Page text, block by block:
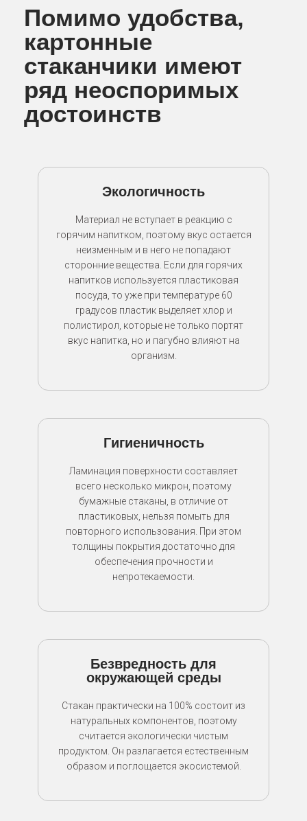
Помимо удобства,
картонные
стаканчики имеют
ряд неоспоримых
достоинств
Экологичность
Материал не вступает в реакцию с
горячим напитком, поэтому вкус остается
неизменным и в него не попадают
сторонние вещества. Если для горячих
напитков используется пластиковая
посуда, то уже при температуре 60
градусов пластик выделяет хлор и
полистирол, которые не только портят
вкус напитка, но и пагубно влияют на
организм.
Гигиеничность
Ламинация поверхности составляет
всего несколько микрон, поэтому
бумажные стаканы, в отличие от
пластиковых, нельзя помыть для
повторного использования. При этом
толщины покрытия достаточно для
обеспечения прочности и
непротекаемости.
Безвредность для
окружающей среды
Стакан практически на 100% состоит из
натуральных компонентов, поэтому
считается экологически чистым
продуктом. Он разлагается естественным
образом и поглощается экосистемой.